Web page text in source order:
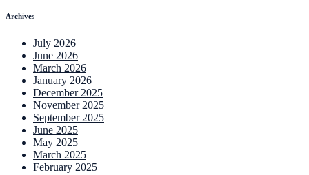
Archives
July 2026
June 2026
March 2026
January 2026
December 2025
November 2025
September 2025
June 2025
May 2025
March 2025
February 2025